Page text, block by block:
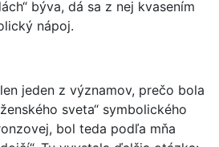
býva, dá sa z nej kvasením
nápoj.
jeden z významov, prečo bola
sveta“ symbolického
bol teda podľa mňa